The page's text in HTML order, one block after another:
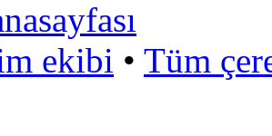
ekibi • Tüm